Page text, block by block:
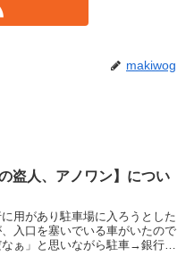
makiwog
の盗人、アノワン】につい
用があり駐車場に入ろうとした
入口を塞いでいる車がいたので
なぁ」と思いながら駐車→銀行に